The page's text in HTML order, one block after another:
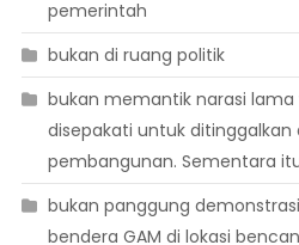
pemerintah
bukan di ruang politik
bukan memantik narasi
disepakati untuk
pembangunan. Sementara
bukan panggung
bendera GAM di lokasi